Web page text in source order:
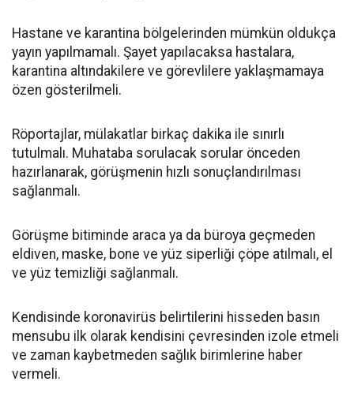
Hastane ve karantina bölgelerinden mümkün oldukça
yayın yapılmamalı. Şayet yapılacaksa hastalara,
karantina altındakilere ve görevlilere yaklaşmamaya
özen gösterilmeli.
Röportajlar, mülakatlar birkaç dakika ile sınırlı
tutulmalı. Muhataba sorulacak sorular önceden
hazırlanarak, görüşmenin hızlı sonuçlandırılması
sağlanmalı.
Görüşme bitiminde araca ya da büroya geçmeden
eldiven, maske, bone ve yüz siperliği çöpe atılmalı, el
ve yüz temizliği sağlanmalı.
Kendisinde koronavirüs belirtilerini hisseden basın
mensubu ilk olarak kendisini çevresinden izole etmeli
ve zaman kaybetmeden sağlık birimlerine haber
vermeli.